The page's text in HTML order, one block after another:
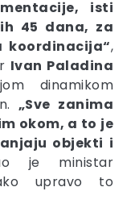
isti
45 dana, za
koordinacija“,
Ivan Paladina
dinamikom
„Sve zanima
okom, a to je
objekti i
je ministar
upravo to